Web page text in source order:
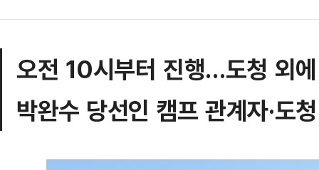
오전 10시부터 진행…도청 외
박완수 당선인 캠프 관계자·도